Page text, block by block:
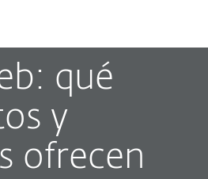
qué
y
ofrecen